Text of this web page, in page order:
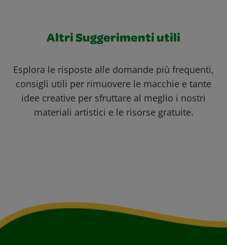
Altri Suggerimenti utili
Esplora le risposte alle domande più frequenti,
consigli utili per rimuovere le macchie e tante
idee creative per sfruttare al meglio i nostri
materiali artistici e le risorse gratuite.